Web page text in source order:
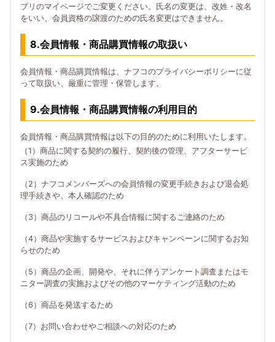
プリのマイページでご変更ください。氏名の変更は、改姓・改名
をいい、会員資格の譲渡のための氏名変更はできません。
8.会員情報・商品購買情報の取扱い
会員情報・商品購買情報は、ナフコのプライバシーポリシーに従
って取扱い、厳重に管理・保管します。
9.会員情報・商品購買情報の利用目的
会員情報・商品購買情報は以下の目的のために利用いたします。
（1）商品に関する契約の履行、契約後の管理、アフターサービ
ス実施のため
（2）ナフコメンバーズへの会員情報の変更手続きおよび退会処
理手続きや、本人確認のため
（3）商品のリコールや不具合情報に関するご連絡のため
（4）商品や実施するサービスおよびキャンペーンに関するお知
らせのため
（5）商品の企画、開発や、それに伴うアンケート調査またはモ
ニター調査の実施およびその他のマーケティング活動のため
（6）商品を発送するため
（7）お問い合わせやご相談への対応のため